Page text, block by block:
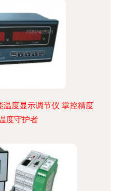
温度显示调节仪 掌控精度
度守护者